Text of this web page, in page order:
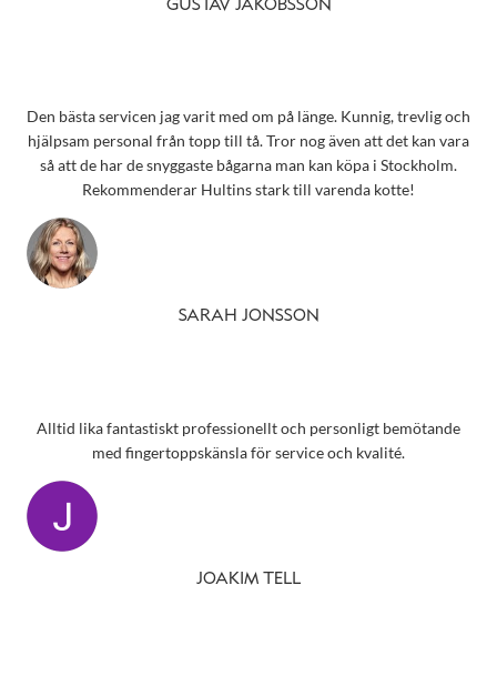
GUSTAV JAKOBSSON
Den bästa servicen jag varit med om på länge. Kunnig, trevlig och
hjälpsam personal från topp till tå. Tror nog även att det kan vara
så att de har de snyggaste bågarna man kan köpa i Stockholm.
Rekommenderar Hultins stark till varenda kotte!
SARAH JONSSON
Alltid lika fantastiskt professionellt och personligt bemötande
med fingertoppskänsla för service och kvalité.
JOAKIM TELL